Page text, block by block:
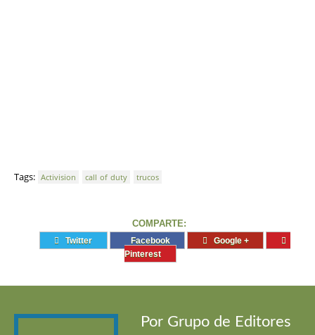
Tags: Activision call of duty trucos
COMPARTE:
Twitter Facebook
Google +
Pinterest
Por Grupo de Editores